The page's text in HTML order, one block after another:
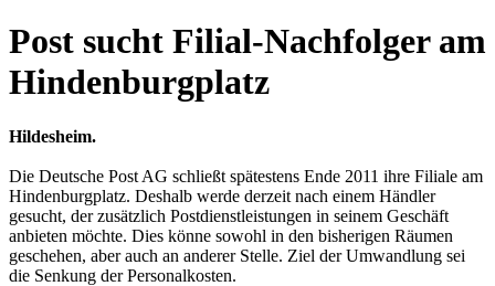
Post sucht Filial-Nachfolger am
Hindenburgplatz
Hildesheim.
Die Deutsche Post AG schließt spätestens Ende 2011 ihre Filiale am
Hindenburgplatz. Deshalb werde derzeit nach einem Händler
gesucht, der zusätzlich Postdienstleistungen in seinem Geschäft
anbieten möchte. Dies könne sowohl in den bisherigen Räumen
geschehen, aber auch an anderer Stelle. Ziel der Umwandlung sei
die Senkung der Personalkosten.